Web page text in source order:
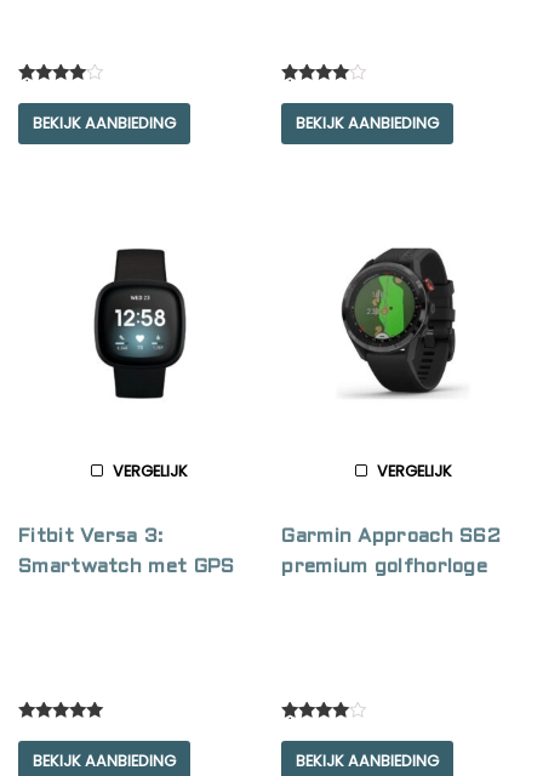
out of 5
BEKIJK AANBIEDING
out of 5
BEKIJK AANBIEDING
VERGELIJK
Fitbit Versa 3:
Smartwatch met GPS
out of 5
BEKIJK AANBIEDING
VERGELIJK
Garmin Approach S62
premium golfhorloge
out of 5
BEKIJK AANBIEDING